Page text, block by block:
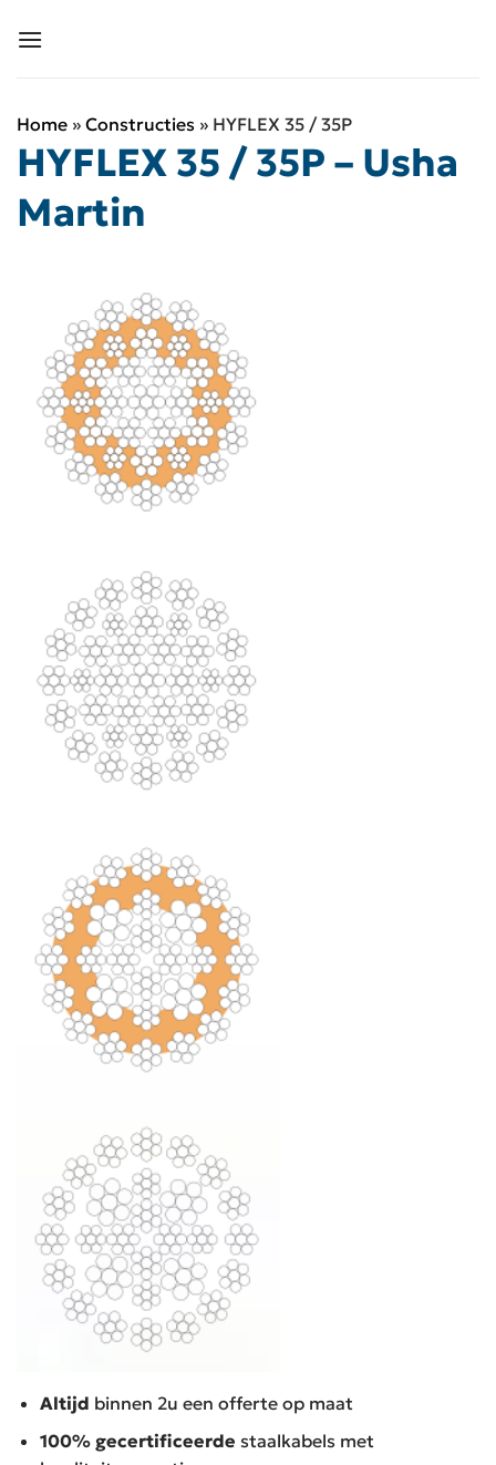
naar
Home » Constructies » HYFLEX 35 / 35P
HYFLEX 35 / 35P – Usha
Martin
Altijd binnen 2u een offerte op maat
100% gecertificeerde staalkabels met